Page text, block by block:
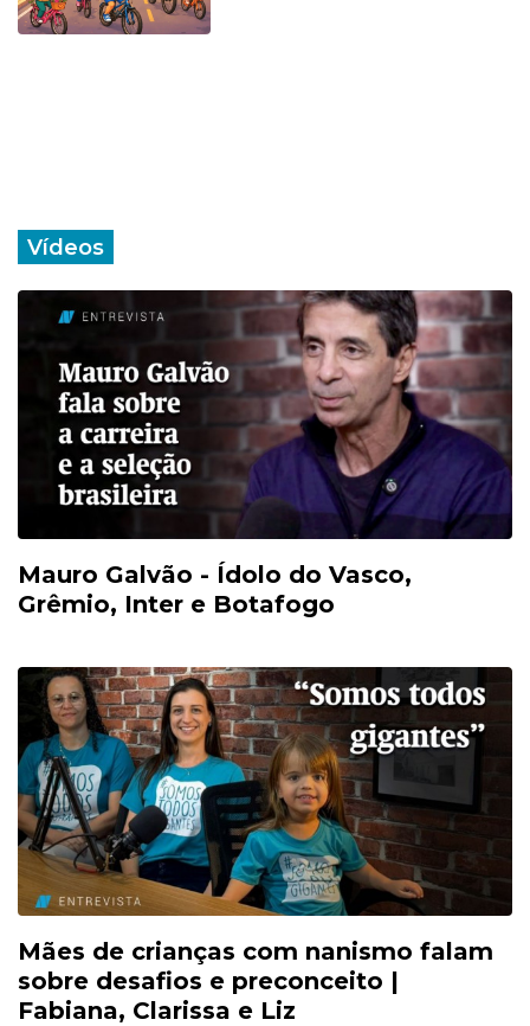
Vídeos
Mauro Galvão - Ídolo do Vasco,
Grêmio, Inter e Botafogo
Mães de crianças com nanismo falam
sobre desafios e preconceito |
Fabiana, Clarissa e Liz